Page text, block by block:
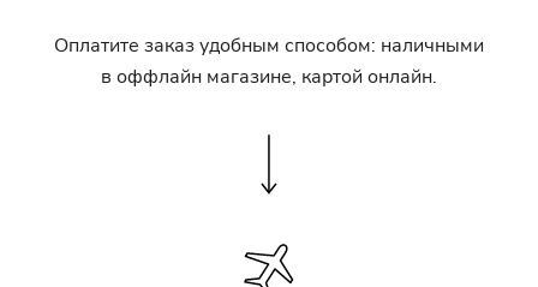
Оплатите заказ удобным способом: наличными
в оффлайн магазине, картой онлайн.